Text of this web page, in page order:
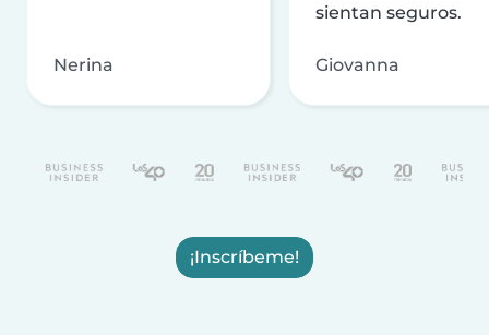
Nerina
sientan seguros.
Giovanna
¡Inscríbeme!